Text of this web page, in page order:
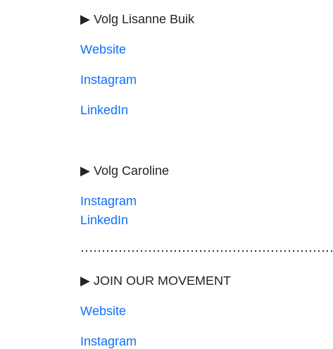
▶ Volg Lisanne Buik
Website
Instagram
LinkedIn
▶ Volg Caroline
Instagram
LinkedIn
▶ JOIN OUR MOVEMENT
Website
Instagram